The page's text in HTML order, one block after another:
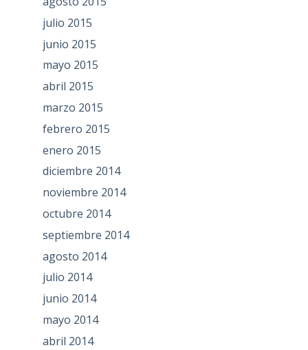
julio 2015
junio 2015
mayo 2015
abril 2015
marzo 2015
febrero 2015
enero 2015
diciembre 2014
noviembre 2014
octubre 2014
septiembre 2014
agosto 2014
julio 2014
junio 2014
mayo 2014
abril 2014